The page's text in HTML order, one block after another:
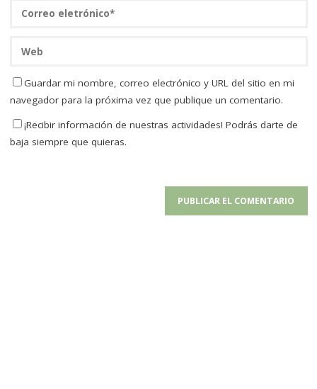
Guardar mi nombre, correo electrónico y URL del sitio en mi
navegador para la próxima vez que publique un comentario.
¡Recibir información de nuestras actividades! Podrás darte de
baja siempre que quieras.